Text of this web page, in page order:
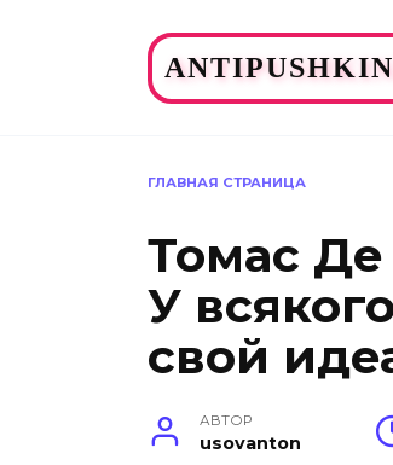
ГЛАВНАЯ СТРАНИЦА
Томас
У
свой
АВТОР
usovanton